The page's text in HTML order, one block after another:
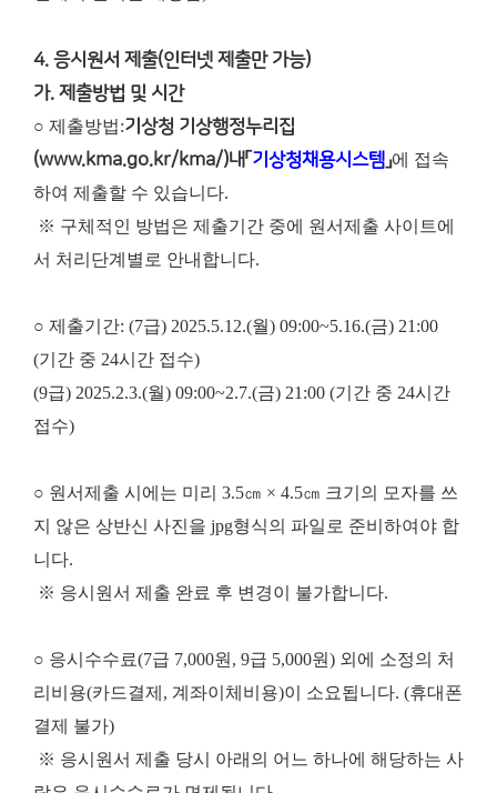
4. 응시원서 제출(인터넷 제출만 가능)
가. 제출방법 및 시간
○ 제출방법:기상청 기상행정누리집
(www.kma.go.kr/kma/)내「 기상청채용시스템 」에 접속
하여 제출할 수 있습니다.
※ 구체적인 방법은 제출기간 중에 원서제출 사이트에
서 처리단계별로 안내합니다.
○ 제출기간: (7급) 2025.5.12.(월) 09:00~5.16.(금) 21:00
(기간 중 24시간 접수)
(9급) 2025.2.3.(월) 09:00~2.7.(금) 21:00 (기간 중 24시간
접수)
○ 원서제출 시에는 미리 3.5㎝ × 4.5㎝ 크기의 모자를 쓰
지 않은 상반신 사진을 jpg형식의 파일로 준비하여야 합
니다.
※ 응시원서 제출 완료 후 변경이 불가합니다.
○ 응시수수료(7급 7,000원, 9급 5,000원) 외에 소정의 처
리비용(카드결제, 계좌이체비용)이 소요됩니다. (휴대폰
결제 불가)
※ 응시원서 제출 당시 아래의 어느 하나에 해당하는 사